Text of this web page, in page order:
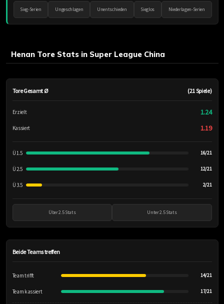
Sieg-Serien Ungeschlagen Unentschieden Sieglos Niederlagen-Serien
Henan Tore Stats in Super League China
Tore Gesamt Ø (21 Spiele)
Erzielt 1.24
Kassiert 1.19
Ü 1.5 16/21
Ü 2.5 12/21
Ü 3.5 2/21
Über 2.5 Stats Unter 2.5 Stats
Beide Teams treffen
Team trifft 14/21
Team kassiert 17/21